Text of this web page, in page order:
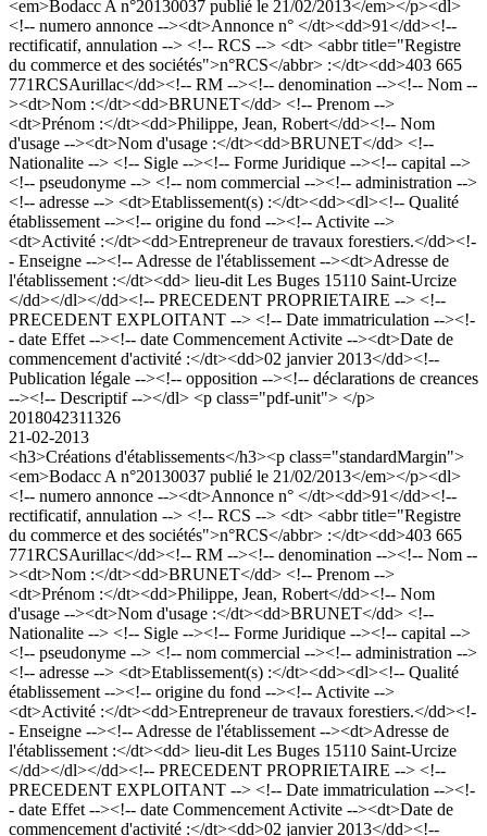
<em>Bodacc A n°20130037 publié le 21/02/2013</em></p><dl>
<!-- numero annonce --><dt>Annonce n° </dt><dd>91</dd><!--
rectificatif, annulation --> <!-- RCS --> <dt> <abbr title="Registre
du commerce et des sociétés">n°RCS</abbr> :</dt><dd>403 665
771RCSAurillac</dd><!-- RM --><!-- denomination --><!-- Nom --
><dt>Nom :</dt><dd>BRUNET</dd> <!-- Prenom -->
<dt>Prénom :</dt><dd>Philippe, Jean, Robert</dd><!-- Nom
d'usage --><dt>Nom d'usage :</dt><dd>BRUNET</dd> <!--
Nationalite --> <!-- Sigle --><!-- Forme Juridique --><!-- capital -->
<!-- pseudonyme --> <!-- nom commercial --><!-- administration -->
<!-- adresse --> <dt>Etablissement(s) :</dt><dd><dl><!-- Qualité
établissement --><!-- origine du fond --><!-- Activite -->
<dt>Activité :</dt><dd>Entrepreneur de travaux forestiers.</dd><!-
- Enseigne --><!-- Adresse de l'établissement --><dt>Adresse de
l'établissement :</dt><dd> lieu-dit Les Buges 15110 Saint-Urcize
</dd></dl></dd><!-- PRECEDENT PROPRIETAIRE --> <!--
PRECEDENT EXPLOITANT --> <!-- Date immatriculation --><!-
- date Effet --><!-- date Commencement Activite --><dt>Date de
commencement d'activité :</dt><dd>02 janvier 2013</dd><!--
Publication légale --><!-- opposition --><!-- déclarations de creances
--><!-- Descriptif --></dl> <p class="pdf-unit"> </p>
2018042311326
21-02-2013
<h3>Créations d'établissements</h3><p class="standardMargin">
<em>Bodacc A n°20130037 publié le 21/02/2013</em></p><dl>
<!-- numero annonce --><dt>Annonce n° </dt><dd>91</dd><!--
rectificatif, annulation --> <!-- RCS --> <dt> <abbr title="Registre
du commerce et des sociétés">n°RCS</abbr> :</dt><dd>403 665
771RCSAurillac</dd><!-- RM --><!-- denomination --><!-- Nom --
><dt>Nom :</dt><dd>BRUNET</dd> <!-- Prenom -->
<dt>Prénom :</dt><dd>Philippe, Jean, Robert</dd><!-- Nom
d'usage --><dt>Nom d'usage :</dt><dd>BRUNET</dd> <!--
Nationalite --> <!-- Sigle --><!-- Forme Juridique --><!-- capital -->
<!-- pseudonyme --> <!-- nom commercial --><!-- administration -->
<!-- adresse --> <dt>Etablissement(s) :</dt><dd><dl><!-- Qualité
établissement --><!-- origine du fond --><!-- Activite -->
<dt>Activité :</dt><dd>Entrepreneur de travaux forestiers.</dd><!-
- Enseigne --><!-- Adresse de l'établissement --><dt>Adresse de
l'établissement :</dt><dd> lieu-dit Les Buges 15110 Saint-Urcize
</dd></dl></dd><!-- PRECEDENT PROPRIETAIRE --> <!--
PRECEDENT EXPLOITANT --> <!-- Date immatriculation --><!-
- date Effet --><!-- date Commencement Activite --><dt>Date de
commencement d'activité :</dt><dd>02 janvier 2013</dd><!--